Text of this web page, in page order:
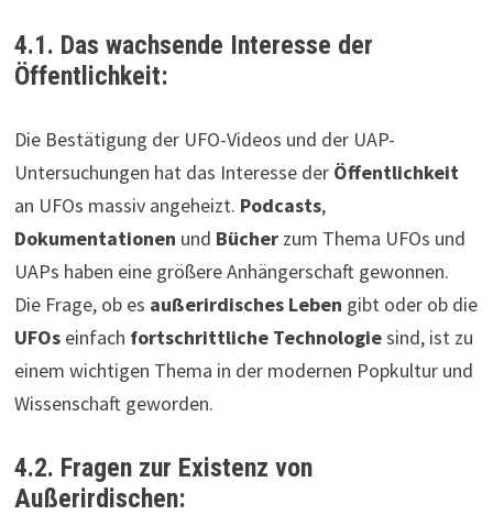
4.1. Das wachsende Interesse der
Öffentlichkeit:
Die Bestätigung der UFO-Videos und der UAP-
Untersuchungen hat das Interesse der Öffentlichkeit
an UFOs massiv angeheizt. Podcasts,
Dokumentationen und Bücher zum Thema UFOs und
UAPs haben eine größere Anhängerschaft gewonnen.
Die Frage, ob es außerirdisches Leben gibt oder ob die
UFOs einfach fortschrittliche Technologiesind, ist zu
einem wichtigen Thema in der modernen Popkultur und
Wissenschaft geworden.
4.2. Fragen zur Existenz von
Außerirdischen: